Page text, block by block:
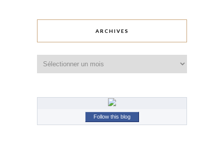
ARCHIVES
Follow this blog